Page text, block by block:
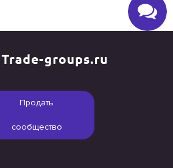
Продать
сообщество